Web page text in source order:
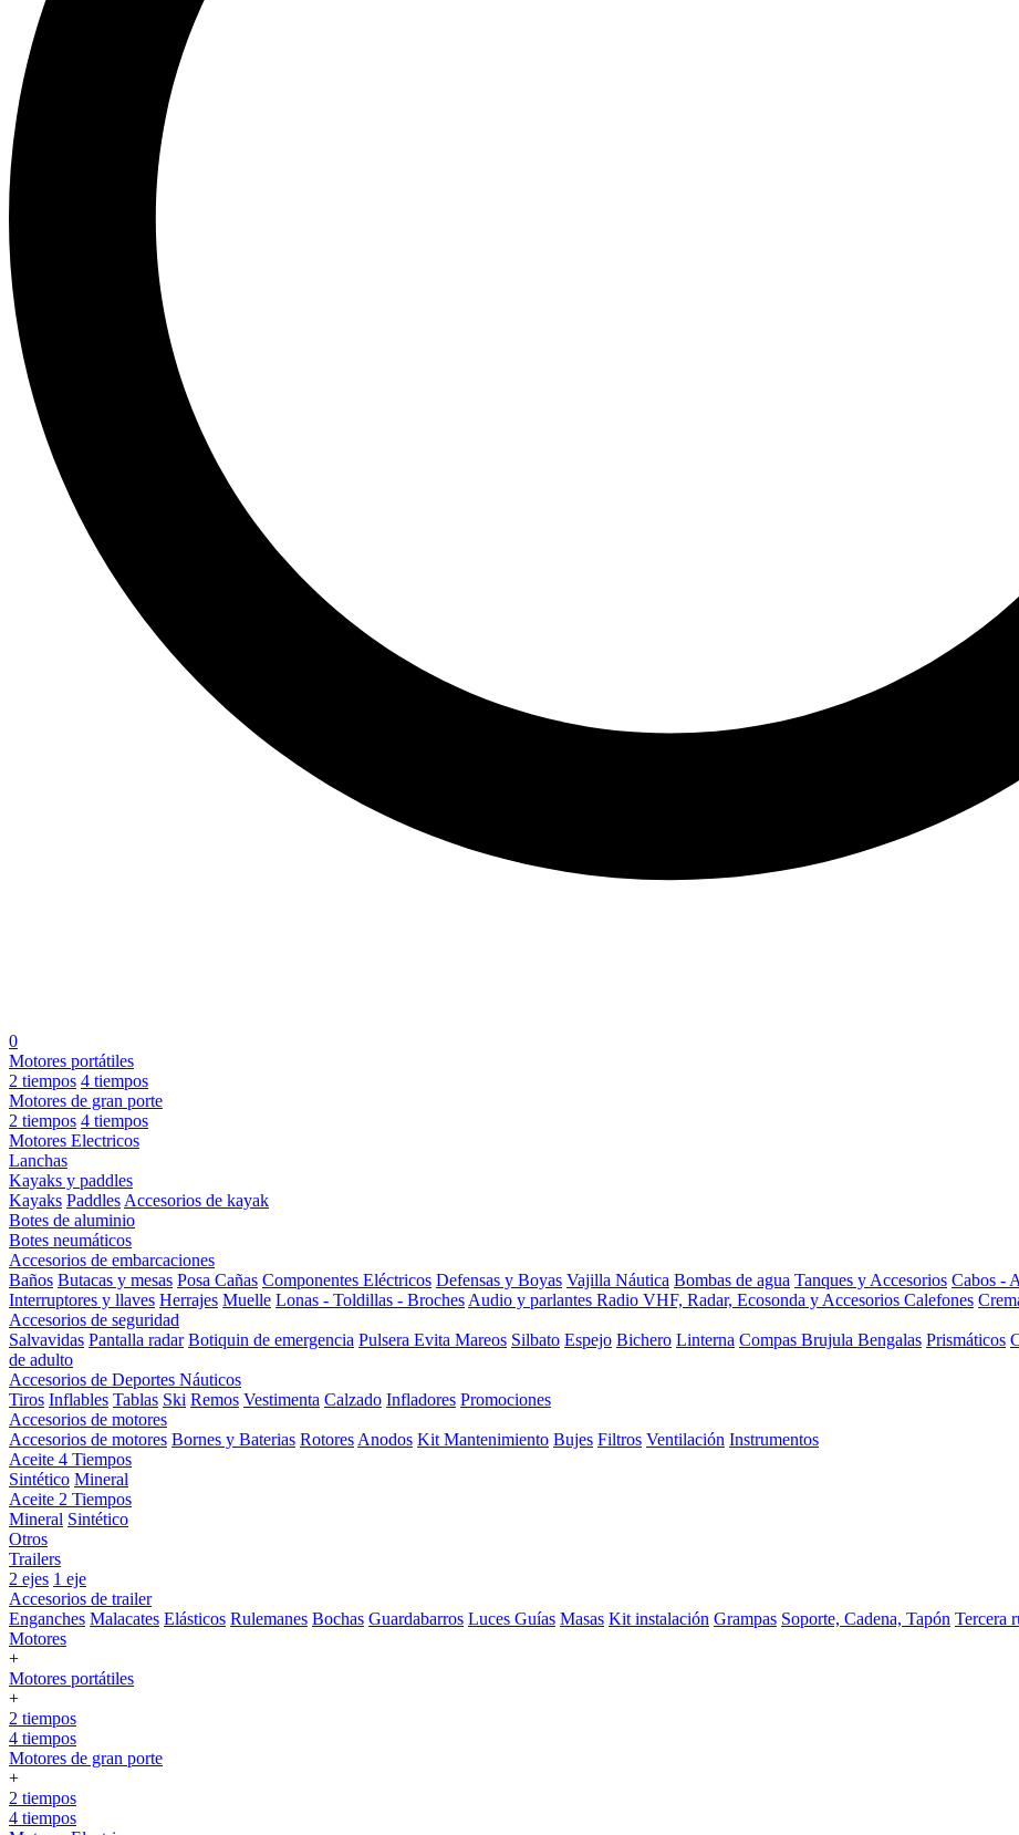
0
Motores portátiles
2 tiempos 4 tiempos
Motores de gran porte
2 tiempos 4 tiempos
Motores Electricos
Lanchas
Kayaks y paddles
Kayaks Paddles Accesorios de kayak
Botes de aluminio
Botes neumáticos
Accesorios de embarcaciones
Baños Butacas y mesas Posa Cañas Componentes Eléctricos Defensas y Boyas Vajilla Náutica Bombas de agua Tanques y Accesorios Cabos -
Interruptores y llaves Herrajes Muelle Lonas - Toldillas - Broches Audio y parlantes Radio VHF, Radar, Ecosonda y Accesorios Calefones
Accesorios de seguridad
Salvavidas Pantalla radar Botiquin de emergencia Pulsera Evita Mareos Silbato Espejo Bichero Linterna Compas Brujula Bengalas Prismáticos
de adulto
Accesorios de Deportes Náuticos
Tiros Inflables Tablas Ski Remos Vestimenta Calzado Infladores Promociones
Accesorios de motores
Accesorios de motores Bornes y Baterias Rotores Anodos Kit Mantenimiento Bujes Filtros Ventilación Instrumentos
Aceite 4 Tiempos
Sintético Mineral
Aceite 2 Tiempos
Mineral Sintético
Otros
Trailers
2 ejes 1 eje
Accesorios de trailer
Enganches Malacates Elásticos Rulemanes Bochas Guardabarros Luces Guías Masas Kit instalación Grampas Soporte, Cadena, Tapón Tercera
Motores
+
Motores portátiles
+
2 tiempos
4 tiempos
Motores de gran porte
+
2 tiempos
4 tiempos